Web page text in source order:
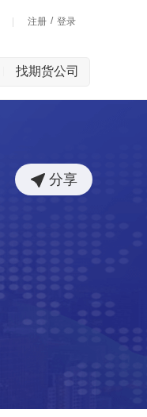
注册 / 登录
找期货公司
分享